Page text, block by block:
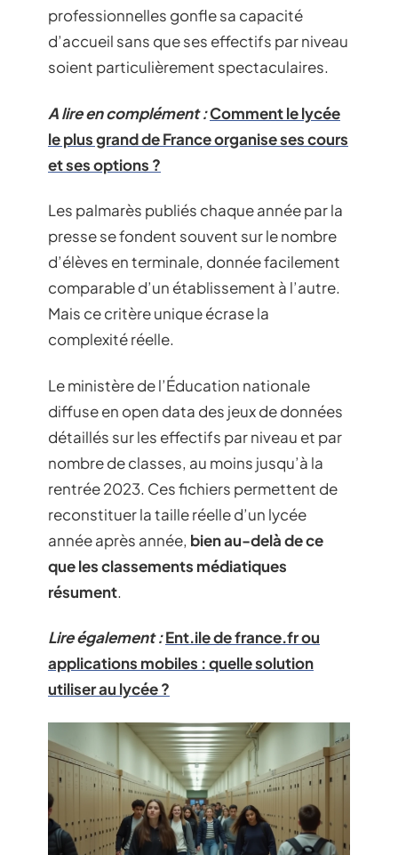
professionnelles gonfle sa capacité
d’accueil sans que ses effectifs par niveau
soient particulièrement spectaculaires.
A lire en complément :Comment le lycée
le plus grand de France organise ses cours
et ses options ?
Les palmarès publiés chaque année par la
presse se fondent souvent sur le nombre
d’élèves en terminale, donnée facilement
comparable d’un établissement à l’autre.
Mais ce critère unique écrase la
complexité réelle.
Le ministère de l’Éducation nationale
diffuse en open data des jeux de données
détaillés sur les effectifs par niveau et par
nombre de classes, au moins jusqu’à la
rentrée 2023. Ces fichiers permettent de
reconstituer la taille réelle d’un lycée
année après année, bien au-delà de ce
que les classements médiatiques
résument.
Lire également :Ent.ile de france.fr ou
applications mobiles : quelle solution
utiliser au lycée ?